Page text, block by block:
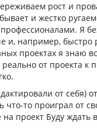
рост и
и жестко
Я
и, например, быстро
проектах я знаю
от проекта к
от себя)
то проиграл от
проект Буду ждать